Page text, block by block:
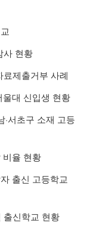
사 현황
제출거부 사례
울대 신입생 현황
·서초구 소재 고등
비율 현황
출신 고등학교
출신학교 현황